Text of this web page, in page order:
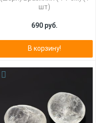
шт)
690 руб.
В корзину!